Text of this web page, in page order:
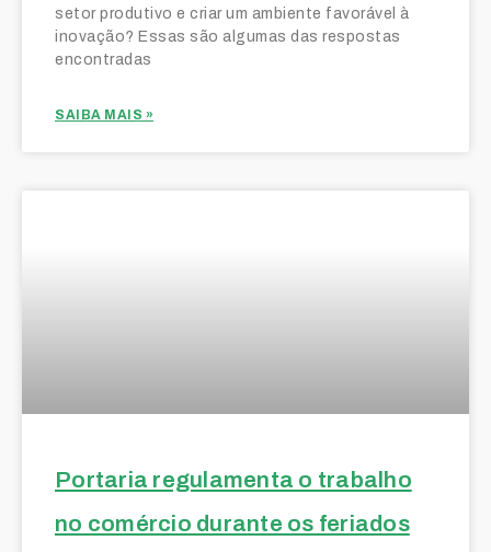
setor produtivo e criar um ambiente favorável à
inovação? Essas são algumas das respostas
encontradas
SAIBA MAIS »
Portaria regulamenta o trabalho
no comércio durante os feriados